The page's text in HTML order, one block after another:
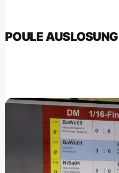
POULE